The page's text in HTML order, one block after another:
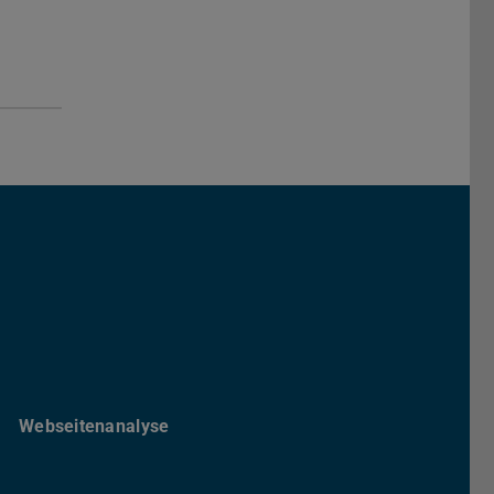
TU Darmstadt
der TU-Darmstadt
Kanal der TU Darmstadt
Webseitenanalyse